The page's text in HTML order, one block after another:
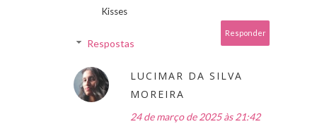
Kisses
Responder
Respostas
LUCIMAR DA SILVA
MOREIRA
24 de março de 2025 às 21:42